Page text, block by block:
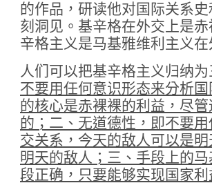
的作品，研读他对国际关系
刻洞见。基辛格在外交上是
辛格主义是马基雅维利主义
人们可以把基辛格主义归纳
不要用任何意识形态来分析
的核心是赤裸裸的利益，尽
的；二、无道德性，即不要
交关系，今天的敌人可以是
明天的敌人；三、手段上的
段正确，只要能够实现国家